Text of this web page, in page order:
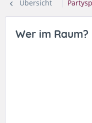
Übersicht
Wer im